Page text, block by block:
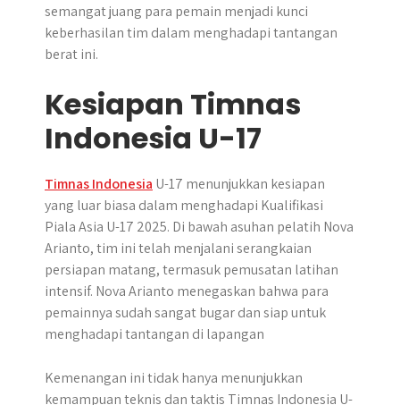
semangat juang para pemain menjadi kunci
keberhasilan tim dalam menghadapi tantangan
berat ini.
Kesiapan Timnas
Indonesia U-17
Timnas Indonesia U-17 menunjukkan kesiapan
yang luar biasa dalam menghadapi Kualifikasi
Piala Asia U-17 2025. Di bawah asuhan pelatih Nova
Arianto, tim ini telah menjalani serangkaian
persiapan matang, termasuk pemusatan latihan
intensif. Nova Arianto menegaskan bahwa para
pemainnya sudah sangat bugar dan siap untuk
menghadapi tantangan di lapangan
Kemenangan ini tidak hanya menunjukkan
kemampuan teknis dan taktis Timnas Indonesia U-